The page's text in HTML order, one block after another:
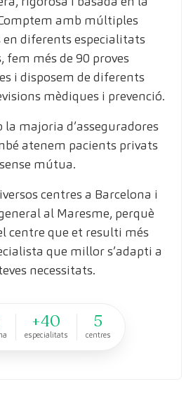
amb múltiples
en diferents especialitats
fem més de 90 proves
i disposem de diferents
mèdiques i prevenció.
majoria d’asseguradores
atenem pacients privats
sense mútua.
centres a Barcelona i
al Maresme, perquè
centre que et resulti més
que millor s’adapti a
necessitats.
+40
especialitats
5
centres